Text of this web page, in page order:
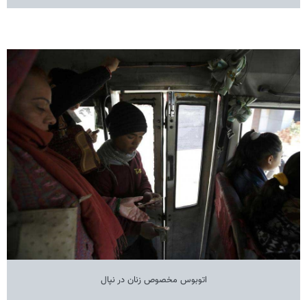
اتوبوس مخصوص زنان در نپال